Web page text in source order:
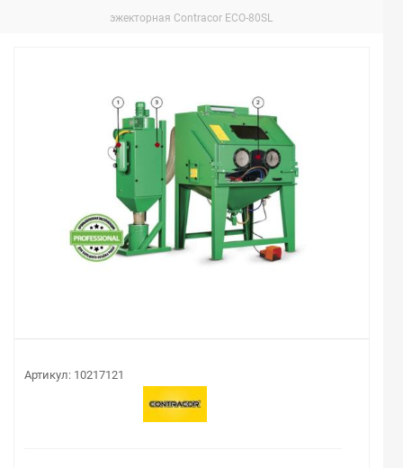
эжекторная Contracor ECO-80SL
Артикул: 10217121